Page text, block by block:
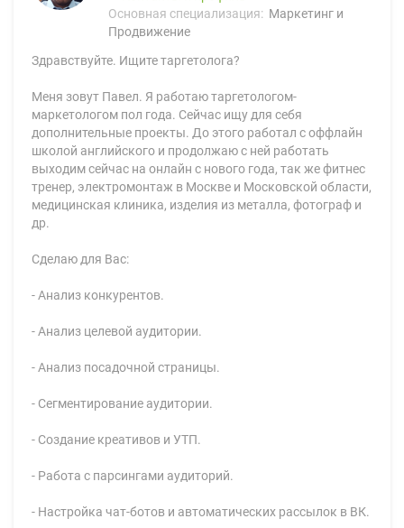
Основная специализация: Маркетинг и
Продвижение
Здравствуйте. Ищите таргетолога?
Меня зовут Павел. Я работаю таргетологом-
маркетологом пол года. Сейчас ищу для себя
дополнительные проекты. До этого работал с оффлайн
школой английского и продолжаю с ней работать
выходим сейчас на онлайн с нового года, так же фитнес
тренер, электромонтаж в Москве и Московской области,
медицинская клиника, изделия из металла, фотограф и
др.
Сделаю для Вас:
- Анализ конкурентов.
- Анализ целевой аудитории.
- Анализ посадочной страницы.
- Сегментирование аудитории.
- Создание креативов и УТП.
- Работа с парсингами аудиторий.
- Настройка чат-ботов и автоматических рассылок в ВК.